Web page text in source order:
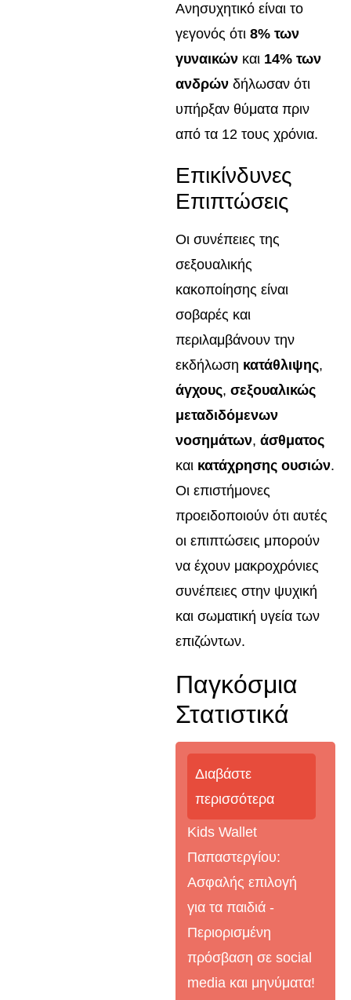
Ανησυχητικό είναι το
γεγονός ότι 8% των
γυναικών και 14% των
ανδρών δήλωσαν ότι
υπήρξαν θύματα πριν
από τα 12 τους χρόνια.
Επικίνδυνες
Επιπτώσεις
Οι συνέπειες της
σεξουαλικής
κακοποίησης είναι
σοβαρές και
περιλαμβάνουν την
εκδήλωση κατάθλιψης,
άγχους, σεξουαλικώς
μεταδιδόμενων
νοσημάτων, άσθματος
και κατάχρησης ουσιών.
Οι επιστήμονες
προειδοποιούν ότι αυτές
οι επιπτώσεις μπορούν
να έχουν μακροχρόνιες
συνέπειες στην ψυχική
και σωματική υγεία των
επιζώντων.
Παγκόσμια
Στατιστικά
Διαβάστε
περισσότερα
Kids Wallet
Παπαστεργίου:
Ασφαλής επιλογή
για τα παιδιά -
Περιορισμένη
πρόσβαση σε social
media και μηνύματα!